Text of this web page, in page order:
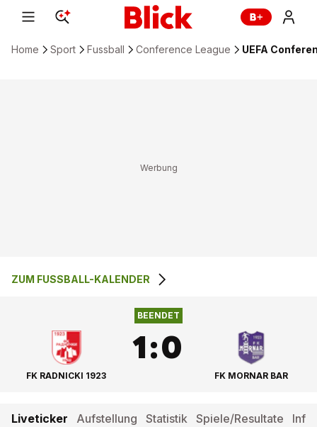
Home Sport Fussball Conference League UEFA
1 :0
ZUM FUSSBALL-KALENDER
FK RADNICKI 1923
BEENDET
1:0
FK MORNAR BAR
Liveticker Aufstellung Statistik Spiele/Resultate